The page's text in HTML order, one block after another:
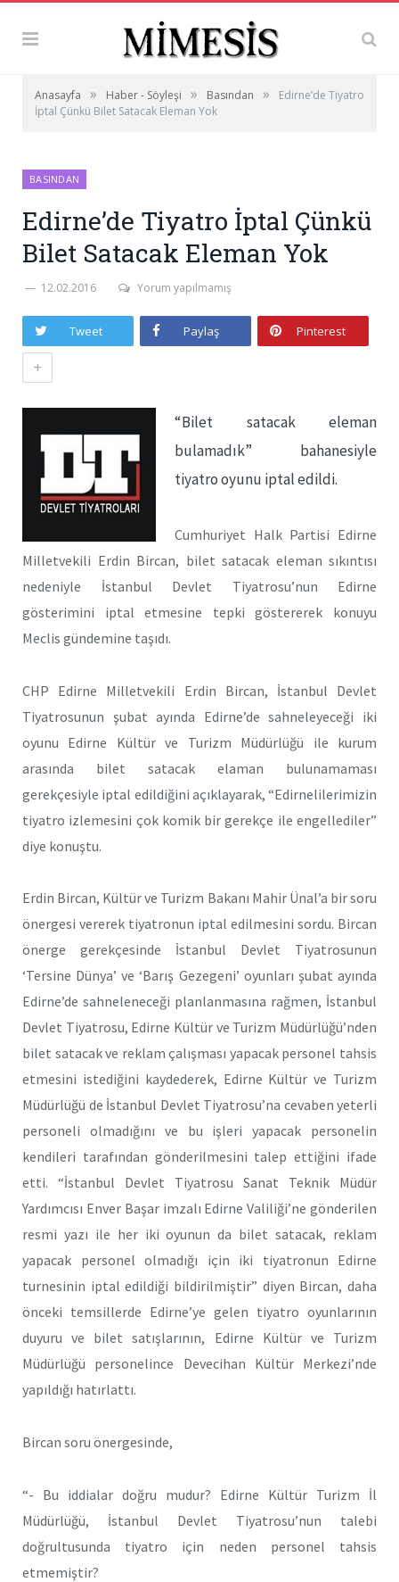
Anasayfa » Haber - Söyleşi » Basından »
Edirne’de Tiyatro
İptal Çünkü Bilet Satacak Eleman Yok
BASINDAN
Edirne’de Tiyatro İptal Çünkü
Bilet Satacak Eleman Yok
12.02.2016 Yorum yapılmamış
Tweet Paylaş Pinterest
+
“Bilet satacak eleman
bulamadık” bahanesiyle
tiyatro oyunu iptal edildi.
Cumhuriyet Halk Partisi Edirne
Milletvekili Erdin Bircan, bilet satacak eleman sıkıntısı
nedeniyle İstanbul Devlet Tiyatrosu’nun Edirne
gösterimini iptal etmesine tepki göstererek konuyu
Meclis gündemine taşıdı.
CHP Edirne Milletvekili Erdin Bircan, İstanbul Devlet
Tiyatrosunun şubat ayında Edirne’de sahneleyeceği iki
oyunu Edirne Kültür ve Turizm Müdürlüğü ile kurum
arasında bilet satacak elaman bulunamaması
gerekçesiyle iptal edildiğini açıklayarak, “Edirnelilerimizin
tiyatro izlemesini çok komik bir gerekçe ile engellediler”
diye konuştu.
Erdin Bircan, Kültür ve Turizm Bakanı Mahir Ünal’a bir soru
önergesi vererek tiyatronun iptal edilmesini sordu. Bircan
önerge gerekçesinde İstanbul Devlet Tiyatrosunun
‘Tersine Dünya’ ve ‘Barış Gezegeni’ oyunları şubat ayında
Edirne’de sahneleneceği planlanmasına rağmen, İstanbul
Devlet Tiyatrosu, Edirne Kültür ve Turizm Müdürlüğü’nden
bilet satacak ve reklam çalışması yapacak personel tahsis
etmesini istediğini kaydederek, Edirne Kültür ve Turizm
Müdürlüğü de İstanbul Devlet Tiyatrosu’na cevaben yeterli
personeli olmadığını ve bu işleri yapacak personelin
kendileri tarafından gönderilmesini talep ettiğini ifade
etti. “İstanbul Devlet Tiyatrosu Sanat Teknik Müdür
Yardımcısı Enver Başar imzalı Edirne Valiliği’ne gönderilen
resmi yazı ile her iki oyunun da bilet satacak, reklam
yapacak personel olmadığı için iki tiyatronun Edirne
turnesinin iptal edildiği bildirilmiştir” diyen Bircan, daha
önceki temsillerde Edirne’ye gelen tiyatro oyunlarının
duyuru ve bilet satışlarının, Edirne Kültür ve Turizm
Müdürlüğü personelince Devecihan Kültür Merkezi’nde
yapıldığı hatırlattı.
Bircan soru önergesinde,
“- Bu iddialar doğru mudur? Edirne Kültür Turizm İl
Müdürlüğü, İstanbul Devlet Tiyatrosu’nun talebi
doğrultusunda tiyatro için neden personel tahsis
etmemiştir?